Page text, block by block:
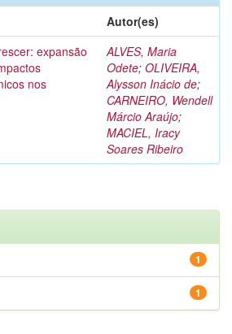
Autor(es)
expansão
nos
ALVES, Maria
Odete; OLIVEIRA,
Alysson Inácio de;
CARNEIRO, Wendell
Márcio Araújo;
MACIEL, Iracy
Soares Ribeiro
1
1